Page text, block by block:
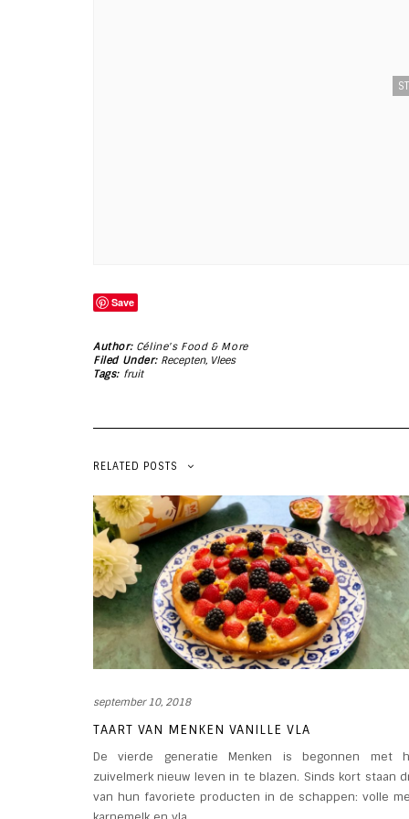
Save
Author: Céline's Food & More
Filed Under: Recepten, Vlees
Tags: fruit
RELATED POSTS
september 10, 2018
TAART VAN MENKEN VANILLE VLA
De vierde generatie Menken is begonnen met
zuivelmerk nieuw leven in te blazen. Sinds kort staan
van hun favoriete producten in de schappen: volle